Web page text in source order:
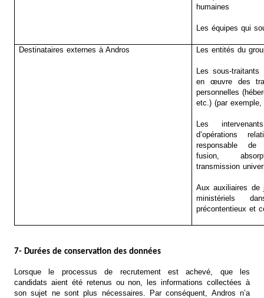
humaines
Les équipes qui
Destinataires externes à Andros Les entités du
Les sous-
en œuvre des
personnelles
etc.) (par
Les
d’opérations
responsable de
fusion,
transmission
Aux auxiliaires
ministériels
précontentieux et
7- Durées de conservation des données
Lorsque le processus de recrutement est achevé, que les
candidats aient été retenus ou non, les informations collectées à
son sujet ne sont plus nécessaires. Par conséquent, Andros n’a